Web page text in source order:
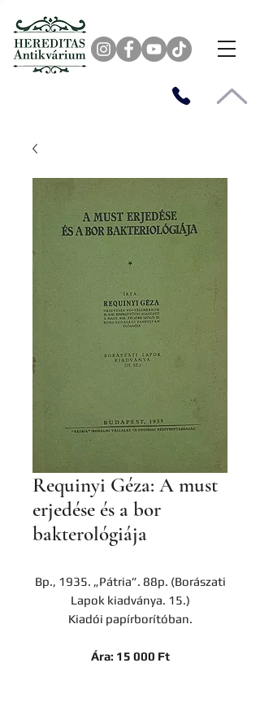
Requinyi Géza: A must
erjedése és a bor
bakterológiája
Bp., 1935. „Pátria”. 88p. (Borászati
Lapok kiadványa. 15.)
Kiadói papírborítóban.
Ára: 15 000 Ft